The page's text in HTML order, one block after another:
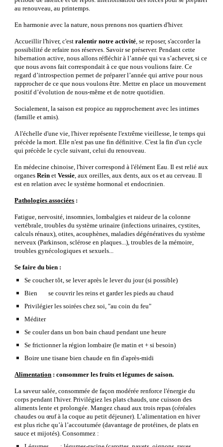
au renouveau, au printemps.
En harmonie avec la nature, nous prenons nos quartiers d'hiver.
Accueillir l'hiver, c'est ralentir notre activité, se reposer, s'accorder la
possibilité de refaire nos réserves. Savoir se préserver. Pendant cette
hibernation active, nous allons réfléchir à l’année qui va s’achever, si ce
que nous avons fait correspondait à ce que nous voulions faire. Ce
regard d’introspection permet de préparer l’année qui arrive pour nous
rapprocher de ce que nous voulons être. Mettre en place un mouvement
positif d’évolution de nous-même et de notre quotidien.
Socialement, la saison est propice au rapprochement avec les intimes
(famille et amis).
A l'échelle d'une vie, l'hiver représente l'extrême vieillesse, le temps qui
précède la mort. Elle n'est pas une fin définitive. C'est la fin d'un cycle
qui précède le cycle suivant, celui du renouveau.
En médecine chinoise, l'hiver correspond à l'élément Eau. Il est relié aux
organes Rein et Vessie, aux oreilles, aux dents, aux os et au cerveau. Il
est en relation avec le système hormonal et endocrinien.
Pathologies associées :
Fatigue, nervosité, insomnies, lombalgies et raideur de la colonne
vertébrale, troubles du système urinaire (infections urinaires, cystites,
calculs rénaux), otites, acouphènes, maladies dégénératives du système
nerveux (Parkinson, sclérose en plaques...), troubles de la mémoire,
troubles gynécologiques et sexuels...
Se faire du bien :
Se coucher tôt, se lever après le lever du jour (si possible)
Bien
se couvrir les reins et garder les pieds au chaud
Privilégier les soirées chez soi, "au coin du feu"
Méditer
Se couler dans un bon bain chaud pendant une heure
Se frictionner la région lombaire (le matin et + si besoin)
Boire une tisane bien chaude en fin d'après-midi
Alimentation : consommer les fruits et légumes de saison.
La saveur salée, consommée de façon modérée renforce l'énergie du
corps pendant l'hiver. Privilégiez les plats chauds, une cuisson des
aliments lente et prolongée. Mangez chaud aux trois repas (céréales
chaudes ou œuf à la coque au petit déjeuner). L’alimentation en hiver
est plus riche qu’à l’accoutumée (davantage de protéines, de plats en
sauce et mijotés). Consommez :